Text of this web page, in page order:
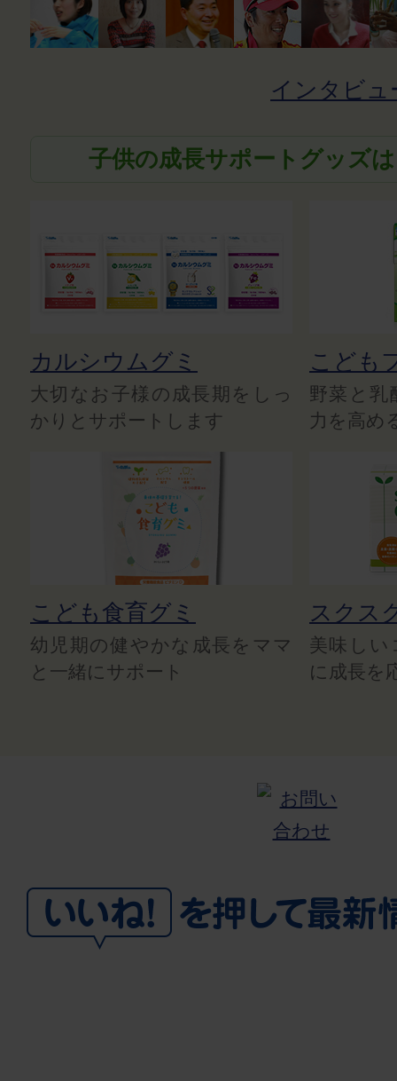
インタビュ
子供の成長サポートグッズ
カルシウムグミ
大切なお子様の成長期をしっ
かりとサポートします
こども
野菜と乳
力を高め
こども食育グミ
幼児期の健やかな成長をママ
と一緒にサポート
スクス
美味しい
に成長を